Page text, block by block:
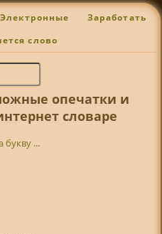
Электронные Заработать
слово
опечатки и
словаре
букву ...